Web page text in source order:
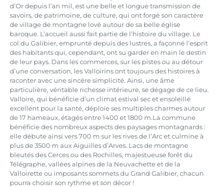
d’Or depuis l’an mil, est une belle et longue transmission de
savoirs, de patrimoine, de culture, qui ont forgé son caractère
de village de montagne lové autour de sa belle église
baroque. L’accueil aussi fait partie de l’histoire du village. Le
col du Galibier, emprunté depuis des lustres, a façonné l’esprit
des habitants qui, cependant, ont su garder en main le destin
de leur pays. Dans les commerces, sur les pistes ou au détour
d’une conversation, les Valloirins ont toujours des histoires à
raconter avec une sincère simplicité. Ainsi, une âme
particulière, véritable richesse intérieure, se dégage de ce lieu.
Valloire, qui bénéficie d’un climat estival sec et ensoleillé
excellent pour la santé, déploie ses multiples charmes autour
de 17 hameaux, étagés entre 1400 et 1800 m.La commune
bénéficie des nombreux aspects des paysages montagnards :
elle débute ainsi vers 700 m sur les rives de l’Arc et culmine à
plus de 3500 m aux Aiguilles d’Arves. Lacs de montagne
bleutés des Cerces ou des Rochilles, majestueuse forêt du
Télégraphe, vallées alpines de la Neuvachette et de la
Valloirette ou imposants sommets du Grand Galibier, chacun
pourra choisir son rythme et son décor !